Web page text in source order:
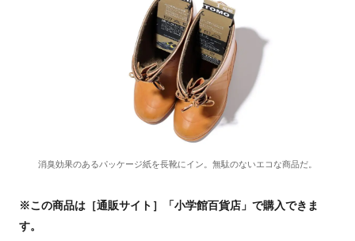
消臭効果のあるパッケージ紙を長靴にイン。無駄のないエコな商品だ。
※この商品は［通販サイト］「小学館百貨店」で購入できま
す。